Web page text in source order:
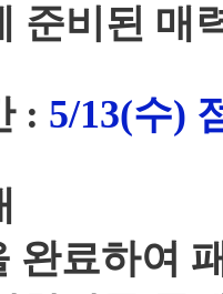
준비된 매
: 5/13(수)
완료하여